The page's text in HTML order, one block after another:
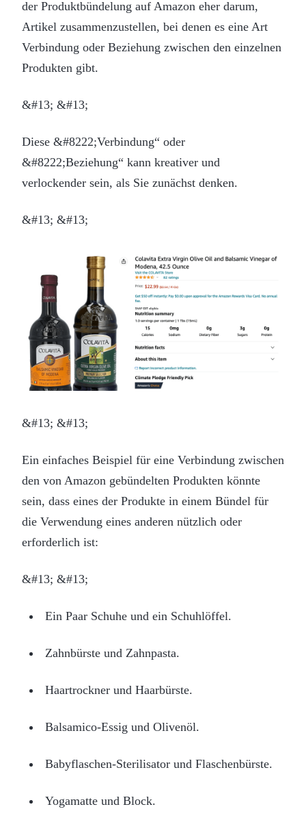
der Produktbündelung auf Amazon eher darum,
Artikel zusammenzustellen, bei denen es eine Art
Verbindung oder Beziehung zwischen den einzelnen
Produkten gibt.
&#13; &#13;
Diese &#8222;Verbindung“ oder
&#8222;Beziehung“ kann kreativer und
verlockender sein, als Sie zunächst denken.
&#13; &#13;
&#13; &#13;
Ein einfaches Beispiel für eine Verbindung zwischen
den von Amazon gebündelten Produkten könnte
sein, dass eines der Produkte in einem Bündel für
die Verwendung eines anderen nützlich oder
erforderlich ist:
&#13; &#13;
Ein Paar Schuhe und ein Schuhlöffel.
Zahnbürste und Zahnpasta.
Haartrockner und Haarbürste.
Balsamico-Essig und Olivenöl.
Babyflaschen-Sterilisator und Flaschenbürste.
Yogamatte und Block.